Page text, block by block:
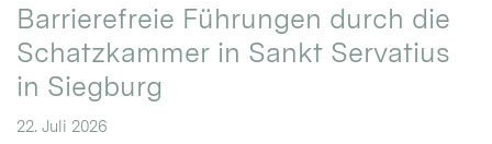
Barrierefreie Führungen durch die
Schatzkammer in Sankt Servatius
in Siegburg
22. Juli 2026